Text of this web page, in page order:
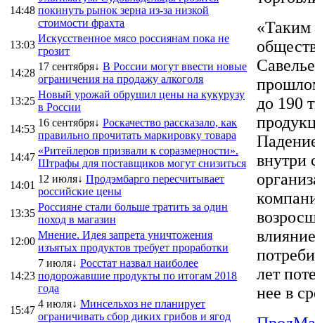
14:48 покинуть рынок зерна из-за низкой
стоимости фрахта
13:03
Искусственное мясо россиянам пока не
грозит
14:28
17 сентября↓ В России могут ввести новые
ограничения на продажу алкоголя
13:25
Новый урожай обрушил цены на кукурузу
в России
14:53
16 сентября↓ Роскачество рассказало, как
правильно прочитать маркировку товара
14:47
«Ритейлеров призвали к соразмерности».
Штрафы для поставщиков могут снизиться
14:01
12 июля↓ Продэмбарго пересчитывает
российские цены
13:35
Россияне стали больше тратить за один
поход в магазин
12:00
Мнение. Идея запрета уничтожения
изъятых продуктов требует проработки
14:23
7 июля↓ Росстат назвал наиболее
подорожавшие продукты по итогам 2018
года
15:47
4 июля↓ Минсельхоз не планирует
ограничивать сбор диких грибов и ягод
«Таким
до 190
внутри
лет
нее в